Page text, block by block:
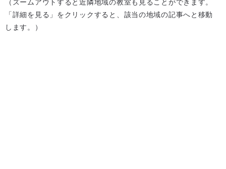
（ズームアウトすると近隣地域の教室も見ることができます。
「詳細を見る」をクリックすると、該当の地域の記事へと移動
します。）